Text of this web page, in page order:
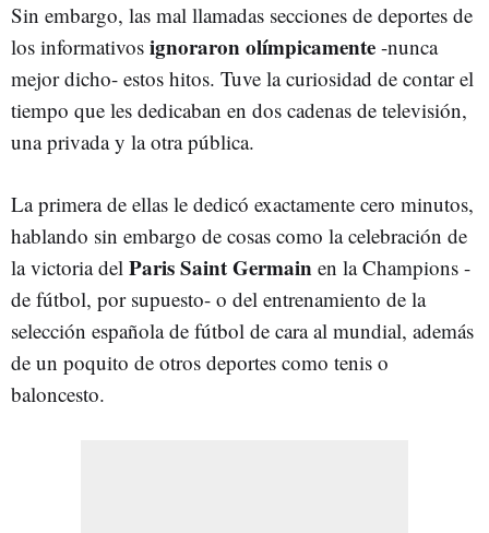
Sin embargo, las mal llamadas secciones de deportes de
los informativos ignoraron olímpicamente -nunca
mejor dicho- estos hitos. Tuve la curiosidad de contar el
tiempo que les dedicaban en dos cadenas de televisión,
una privada y la otra pública.
La primera de ellas le dedicó exactamente cero minutos,
hablando sin embargo de cosas como la celebración de
la victoria del Paris Saint Germain en la Champions -
de fútbol, por supuesto- o del entrenamiento de la
selección española de fútbol de cara al mundial, además
de un poquito de otros deportes como tenis o
baloncesto.